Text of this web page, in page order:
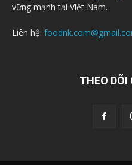
vững mạnh tại Việt Nam.
Liên hệ:
THEO DÕI